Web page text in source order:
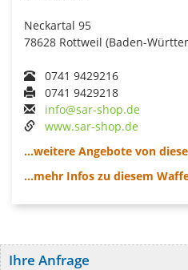
Neckartal 95
78628 Rottweil (Baden-
0741 9429216
0741 9429218
info@sar-shop.de
www.sar-shop.de
...weitere Angebote von
...mehr Infos zu diesem
Ihre Anfrage